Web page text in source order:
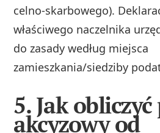
celno‑skarbowego).
właściwego naczelnika
do zasady według miejsca
zamieszkania/siedziby
5. Jak
akcyzowy od